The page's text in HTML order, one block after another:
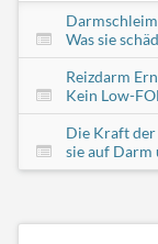
Was sie
Reizdarm
Kein Low-
Die Kraft
sie auf Darm